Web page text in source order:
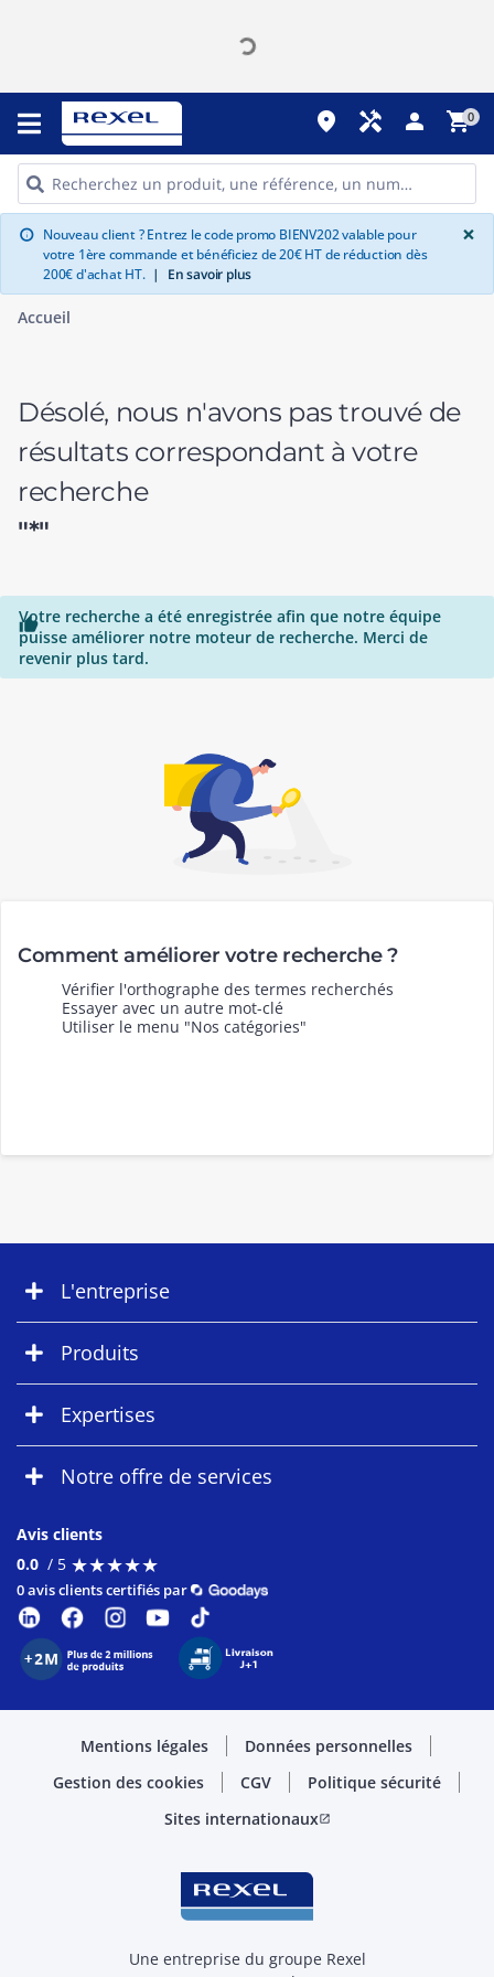
place handyman person shopping_cart0
info Nouveau client ? Entrez le code promo BIENV202 valable pour
votre 1ère commande et bénéficiez de 20€ HT de réduction dès
200€ d'achat HT. | En savoir plus
×
Accueil
Désolé, nous n'avons pas trouvé de
résultats correspondant à votre
recherche
"*"

Votre recherche a été enregistrée afin que notre équipe
puisse améliorer notre moteur de recherche. Merci de
revenir plus tard.
Comment améliorer votre recherche ?
Vérifier l'orthographe des termes recherchés
Essayer avec un autre mot-clé
Utiliser le menu "Nos catégories"
L'entreprise
Produits
Expertises
Notre offre de services
Avis clients
0.0 / 5 ★★★★★
★★★★★
0 avis clients certifiés par
Mentions légales
Données personnelles
Gestion des cookies
CGV
Politique sécurité
Sites internationauxopen_in_new
Une entreprise du groupe Rexel